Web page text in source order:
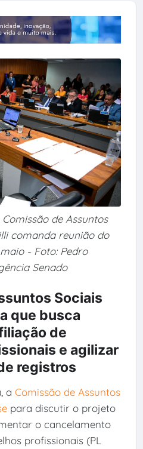
de Assuntos
comanda reunião do
- Foto: Pedro
Senado
Sociais
que busca
de
e agilizar
registros
a Comissão de Assuntos
para discutir o projeto
o cancelamento
profissionais (PL